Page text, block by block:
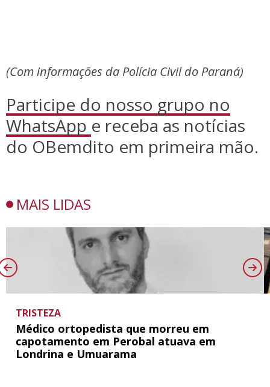
(Com informações da Polícia Civil do Paraná)
Participe do nosso grupo no
WhatsApp e receba as notícias
do OBemdito em primeira mão.
MAIS LIDAS
TRISTEZA
Médico ortopedista que morreu em
capotamento em Perobal atuava em
Londrina e Umuarama